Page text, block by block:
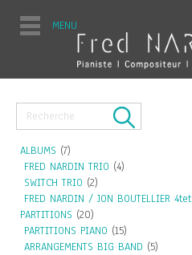
MENU
ALBUMS (7)
FRED NARDIN TRIO (4)
SWITCH TRIO (2)
FRED NARDIN / JON BOUTELLIER 4tet
PARTITIONS (20)
PARTITIONS PIANO (15)
ARRANGEMENTS BIG BAND (5)